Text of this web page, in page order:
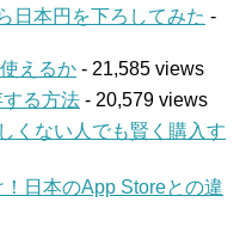
日本円を下ろしてみた -
えるか - 21,585 views
る方法 - 20,579 views
くない人でも賢く購入す
日本のApp Storeとの違